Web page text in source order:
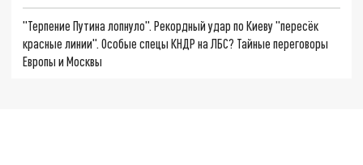
"Терпение Путина лопнуло". Рекордный удар по Киеву "пересёк
красные линии". Особые спецы КНДР на ЛБС? Тайные переговоры
Европы и Москвы